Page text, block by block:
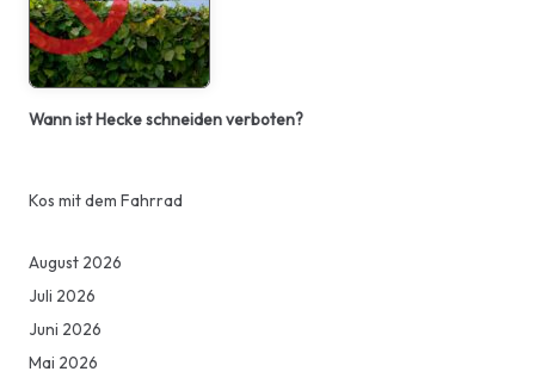
Wann ist Hecke schneiden verboten?
Kos mit dem Fahrrad
August 2026
Juli 2026
Juni 2026
Mai 2026